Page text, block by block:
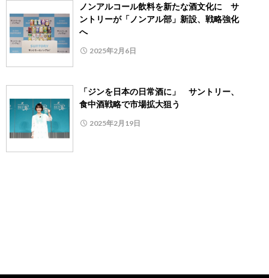
ノンアルコール飲料を新たな酒文化に サ
ントリーが「ノンアル部」新設、戦略強化
へ
2025年2月6日
「ジンを日本の日常酒に」 サントリー、
食中酒戦略で市場拡大狙う
2025年2月19日